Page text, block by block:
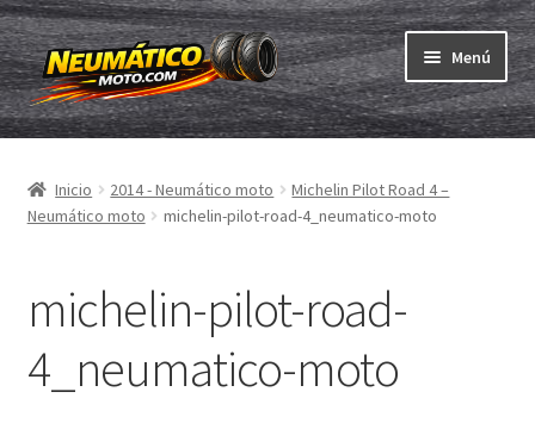
Ir
a
la
navegación
Ir
al
contenido
Menú
Neumáticos
Cámaras & cintas
ABC
Marcas
Inicio 2014 - Neumático moto
Michelin Pilot Road 4 –
Neumático moto
michelin-pilot-road-4_neumatico-moto
michelin-pilot-road-
4_neumatico-moto